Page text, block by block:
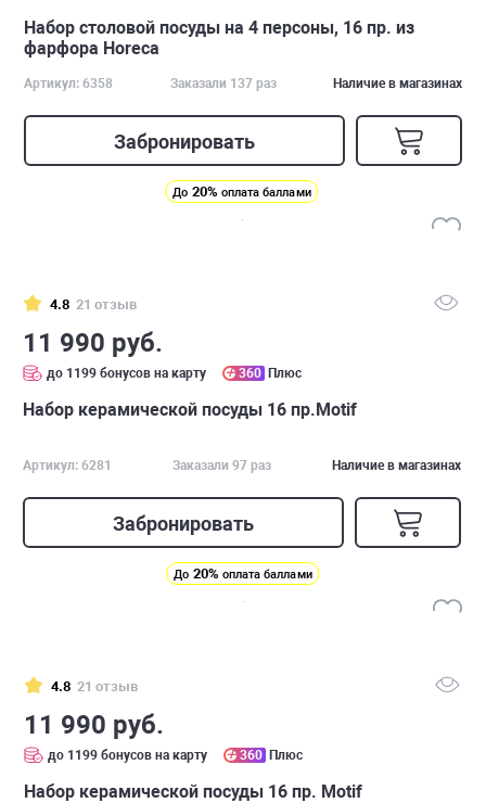
Набор столовой посуды на 4 персоны, 16 пр. из
фарфора Horeca
Артикул: 6358 Заказали 137 раз Наличие в магазинах
Забронировать
До 20% оплата баллами
4.8 21 отзыв
11 990 руб.
до 1199 бонусов на карту 360 Плюс
Набор керамической посуды 16 пр.Motif
Артикул: 6281 Заказали 97 раз Наличие в магазинах
Забронировать
До 20% оплата баллами
4.8 21 отзыв
11 990 руб.
до 1199 бонусов на карту 360 Плюс
Набор керамической посуды 16 пр. Motif